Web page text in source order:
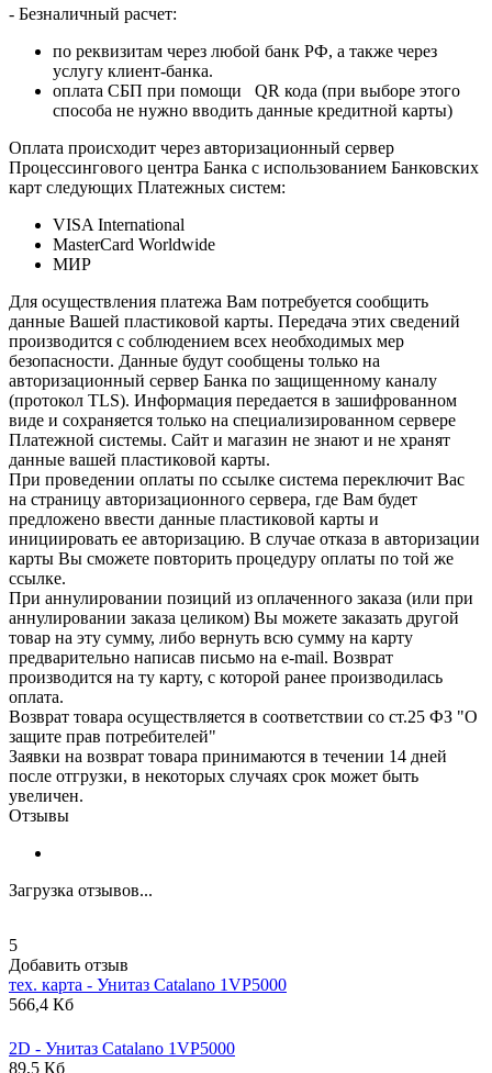
- Безналичный расчет:
по реквизитам через любой банк РФ, а также через
услугу клиент-банка.
оплата СБП при помощи QR кода (при выборе этого
способа не нужно вводить данные кредитной карты)
Оплата происходит через авторизационный сервер
Процессингового центра Банка с использованием Банковских
карт следующих Платежных систем:
VISA International
MasterCard Worldwide
МИР
Для осуществления платежа Вам потребуется сообщить
данные Вашей пластиковой карты. Передача этих сведений
производится с соблюдением всех необходимых мер
безопасности. Данные будут сообщены только на
авторизационный сервер Банка по защищенному каналу
(протокол TLS). Информация передается в зашифрованном
виде и сохраняется только на специализированном сервере
Платежной системы. Сайт и магазин не знают и не хранят
данные вашей пластиковой карты.
При проведении оплаты по ссылке система переключит Вас
на страницу авторизационного сервера, где Вам будет
предложено ввести данные пластиковой карты и
инициировать ее авторизацию. В случае отказа в авторизации
карты Вы сможете повторить процедуру оплаты по той же
ссылке.
При аннулировании позиций из оплаченного заказа (или при
аннулировании заказа целиком) Вы можете заказать другой
товар на эту сумму, либо вернуть всю сумму на карту
предварительно написав письмо на e-mail. Возврат
производится на ту карту, с которой ранее производилась
оплата.
Возврат товара осуществляется в соответствии со ст.25 ФЗ "О
защите прав потребителей"
Заявки на возврат товара принимаются в течении 14 дней
после отгрузки, в некоторых случаях срок может быть
увеличен.
Отзывы
Загрузка отзывов...
5
Добавить отзыв
тех. карта - Унитаз Catalano 1VP5000
566,4 Кб
2D - Унитаз Catalano 1VP5000
89,5 Кб